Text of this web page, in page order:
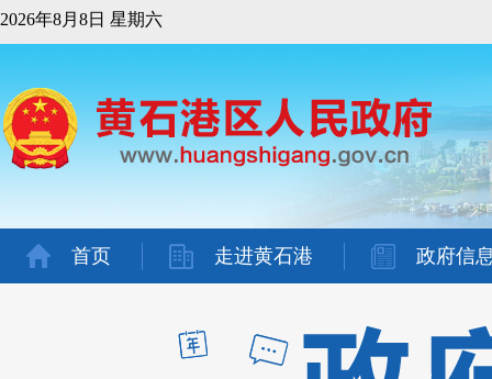
2026年8月8日 星期六
首页 走进黄石港 政府信